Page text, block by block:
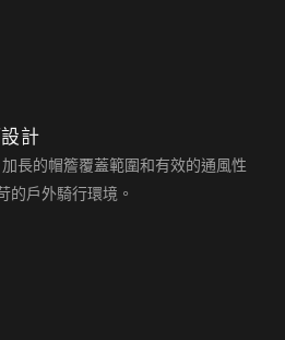
計
長的帽簷覆蓋範圍和有效的通風性
的戶外騎行環境。